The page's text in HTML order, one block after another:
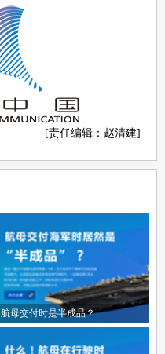
[责任编辑：赵清建]
航母交付时是半成品？